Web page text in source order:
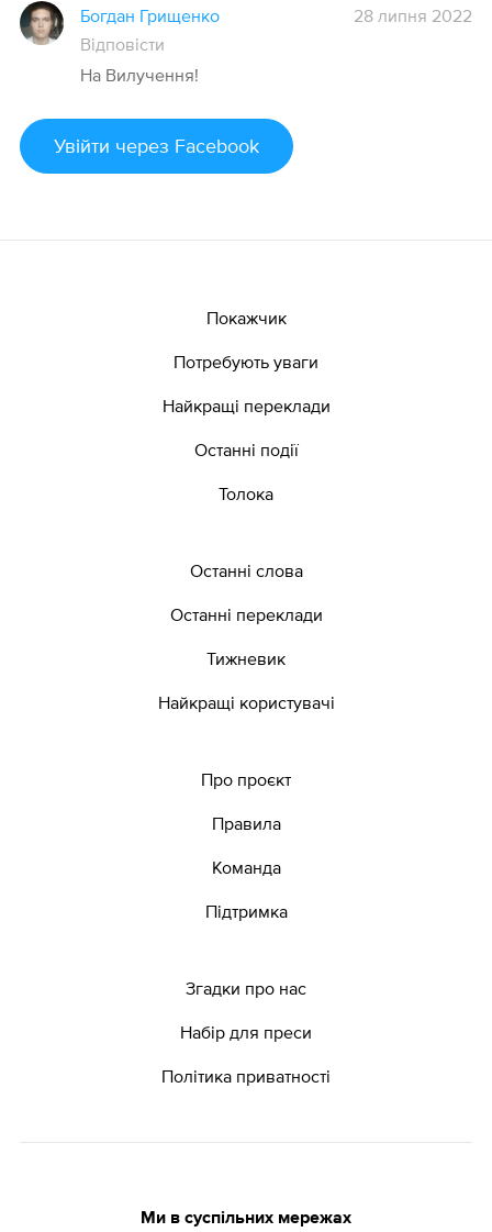
Богдан Грищенко
28 липня 2022
Відповісти
На Вилучення!
Увійти через Facebook
Покажчик
Потребують уваги
Найкращі переклади
Останні події
Толока
Останні слова
Останні переклади
Тижневик
Найкращі користувачі
Про проєкт
Правила
Команда
Підтримка
Згадки про нас
Набір для преси
Політика приватності
Ми в суспільних мережах